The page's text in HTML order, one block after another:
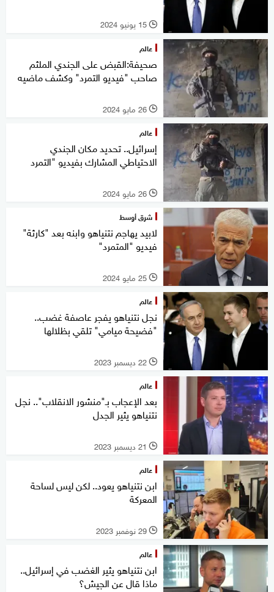
l 15 يونيو 2024
عالم
صحيفة:القبض على الجندي الملثم
صاحب "فيديو التمرد" وكشف ماضيه
l 26 مايو 2024
عالم
إسرائيل.. تحديد مكان الجندي
الاحتياطي المشارك بفيديو "التمرد
l 26 مايو 2024
شرق أوسط
لابيد يهاجم نتنياهو وابنه بعد "كارثة"
فيديو "المتمرد"
l 25 مايو 2024
عالم
نجل نتنياهو يفجر عاصفة غضب..
"فضيحة ميامي" تلقي بظلالها
l 22 ديسمبر 2023
عالم
بعد الإعجاب بـ"منشور الانقلاب".. نجل
نتنياهو يثير الجدل
l 21 ديسمبر 2023
عالم
ابن نتنياهو يعود.. لكن ليس لساحة
المعركة
l 29 نوفمبر 2023
عالم
ابن نتنياهو يثير الغضب في إسرائيل..
ماذا قال عن الجيش؟